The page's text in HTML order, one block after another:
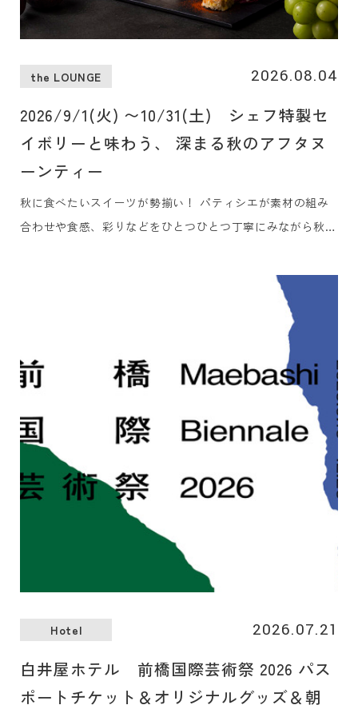
the LOUNGE 2026.08.04
2026/9/1(火) 〜10/31(土) シェフ特製セ
イボリーと味わう、 深まる秋のアフタヌ
ーンティー
秋に食べたいスイーツが勢揃い！ パティシエが素材の組み
合わせや食感、彩りなどをひとつひとつ丁寧にみながら秋味
贅沢に3品をご用意しました。美食ガイド『ゴ・エ・ミヨ』
に5年連続掲載の白井屋ホテルのメインダイニング「白井屋
ザ・レストラン」を率いるヘッドシェフ、片山ひろが地元の
季節の食材の旨みを一口サイズの世界に凝縮しました。
Hotel 2026.07.21
白井屋ホテル 前橋国際芸術祭 2026 パス
ポートチケット＆オリジナルグッズ＆朝